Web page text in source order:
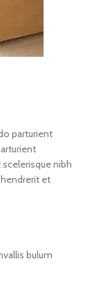
parturient
nibh
et
bulum